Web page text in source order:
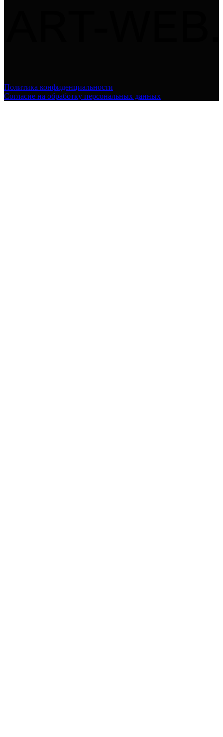
Политика конфиденциальности
Согласие на обработку персональных данных